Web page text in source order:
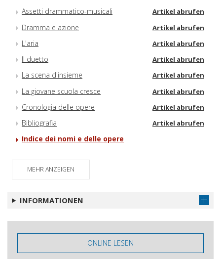
Assetti drammatico-musicali Artikel abrufen
Dramma e azione Artikel abrufen
L'aria Artikel abrufen
Il duetto Artikel abrufen
La scena d'insieme Artikel abrufen
La giovane scuola cresce Artikel abrufen
Cronologia delle opere Artikel abrufen
Bibliografia Artikel abrufen
Indice dei nomi e delle opere
MEHR ANZEIGEN
INFORMATIONEN
ONLINE LESEN